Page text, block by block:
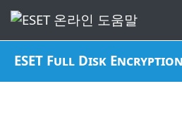
ESET Full Disk